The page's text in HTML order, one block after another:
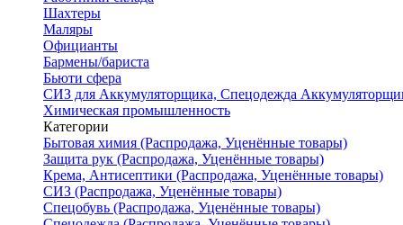
Шахтеры
Маляры
Официанты
Бармены/бариста
Бьюти сфера
СИЗ для Аккумуляторщика, Спецодежда
Химическая промышленность
Категории
Бытовая химия (Распродажа, Уценённые товары)
Защита рук (Распродажа, Уценённые товары)
Крема, Антисептики (Распродажа, Уценённые товары)
СИЗ (Распродажа, Уценённые товары)
Спецобувь (Распродажа, Уценённые товары)